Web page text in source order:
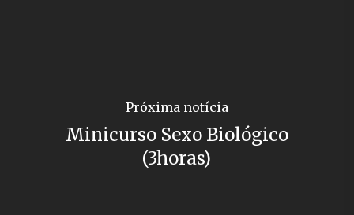
Próxima notícia
Minicurso Sexo Biológico
(3horas)